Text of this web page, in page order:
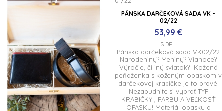
PÁNSKA DARČEKOVÁ SADA VK -
02/22
53,99 €
S DPH
Pánska darčeková sada VK02/22
Narodeniny? Meniny? Vianoce?
Výročie, či iný sviatok? Kožená
peňaženka s koženým opaskom v
darčekovej krabičke je to pravé!
Nezabudnite si vybrať TYP
KRABIČKY , FARBU A VEĽKOSŤ
OPASKU! Materiál opasku a